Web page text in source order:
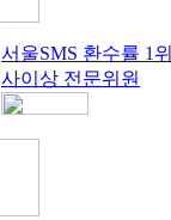
서울SMS 환수률 1위
사이상 전문위원